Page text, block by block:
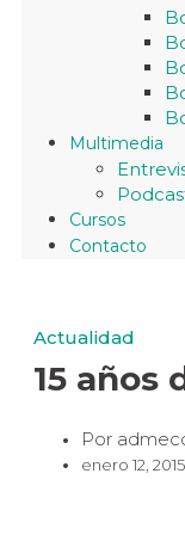
Multimedia
Cursos
Contacto
Actualidad
15 años
Por
enero 12, 2015